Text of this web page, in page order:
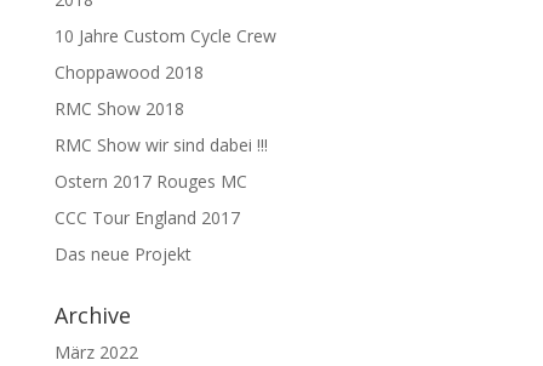
10 Jahre Custom Cycle Crew
Choppawood 2018
RMC Show 2018
RMC Show wir sind dabei !!!
Ostern 2017 Rouges MC
CCC Tour England 2017
Das neue Projekt
Archive
März 2022